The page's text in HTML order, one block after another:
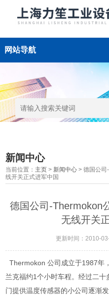
网站导航
新闻中心
当前位置： 主页 > 新闻中心 > 德国公司
线开关正式进军中国
德国公司-Thermokon
无线开关
更新时间：2010-
Thermokon 公司成立于1987年
兰克福约1个小时车程。经过二
门提供温度传感器的小公司逐渐